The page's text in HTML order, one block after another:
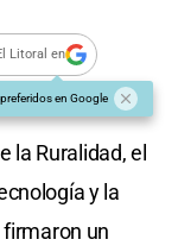
Litoral en
en Google
la Ruralidad, el
y la
firmaron un